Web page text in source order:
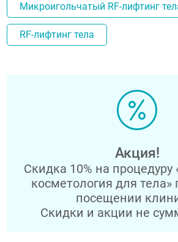
Микроигольчатый RF-лифтинг
RF-лифтинг тела
Акция!
Скидка 10% на процедуру
косметология для
посещении
Скидки и акции не